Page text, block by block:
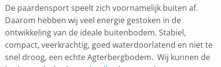
De paardensport speelt zich voornamelijk buiten af.
Daarom hebben wij veel energie gestoken in de
ontwikkeling van de ideale buitenbodem. Stabiel,
compact, veerkrachtig, goed waterdoorlatend en niet te
snel droog, een echte Agterbergbodem. Wij kunnen de